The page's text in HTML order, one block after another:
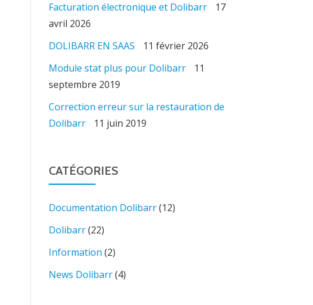
Facturation électronique et Dolibarr
17
avril 2026
DOLIBARR EN SAAS
11 février 2026
Module stat plus pour Dolibarr
11
septembre 2019
Correction erreur sur la restauration de
Dolibarr
11 juin 2019
CATÉGORIES
Documentation Dolibarr(12)
Dolibarr(22)
Information (2)
News Dolibarr(4)